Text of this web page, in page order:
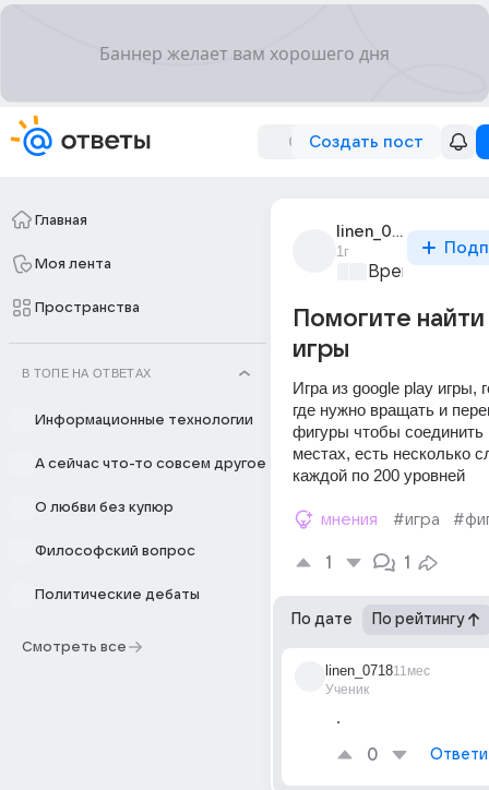
Создать пост
Главная
Моя лента
Пространства
В ТОПЕ НА ОТВЕТАХ
Информационные технологии
А сейчас что-то совсем другое
О любви без купюр
Философский вопрос
Политические дебаты
Смотреть все
linen_0718
1г
Время игр
Помогите найти
игры
Игра из google play игры,
где нужно вращать и
фигуры чтобы
местах, есть несколько
каждой по 200 уровней
мнения #игра
1 1
По дате По рейтингу
linen_0718
Ученик
11мес
.
0